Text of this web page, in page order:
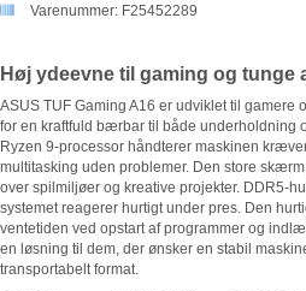
Varenummer: F25452289
Høj ydeevne til gaming og tunge
ASUS TUF Gaming A16 er udviklet til gamere
for en kraftfuld bærbar til både underholdning
Ryzen 9-processor håndterer maskinen
multitasking uden problemer. Den store
over spilmiljøer og kreative projekter. DDR5-
systemet reagerer hurtigt under pres. Den
ventetiden ved opstart af programmer og
en løsning til dem, der ønsker en stabil
transportabelt format.